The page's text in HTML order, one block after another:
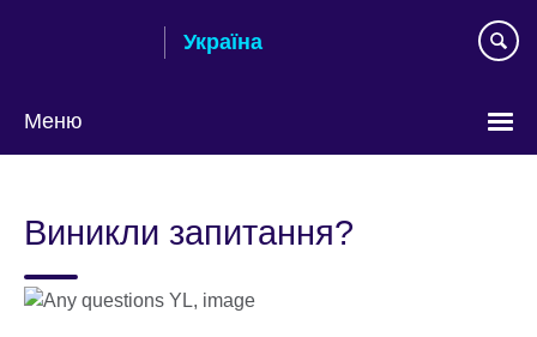
Україна
Меню
language
Виникли запитання?